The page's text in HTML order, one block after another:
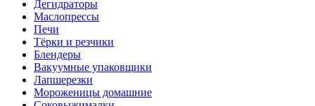
Дегидраторы
Маслопрессы
Печи
Тёрки и резчики
Блендеры
Вакуумные упаковщики
Лапшерезки
Мороженицы домашние